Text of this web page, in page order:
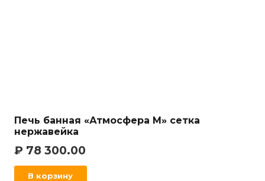
Печь банная «Атмосфера М» сетка
нержавейка
₽ 78 300.00
В корзину